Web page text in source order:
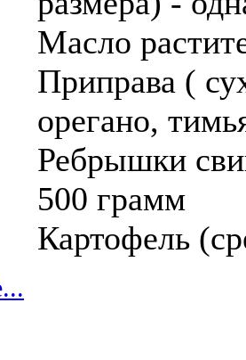
Масло
Приправа (
орегано,
Ребрышки
500 грамм
Картофель